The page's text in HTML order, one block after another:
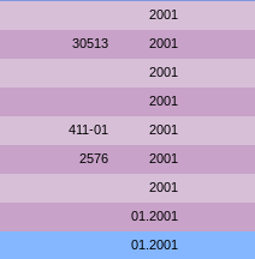
2001
30513 2001
2001
2001
411-01 2001
2576 2001
2001
01.2001
01.2001